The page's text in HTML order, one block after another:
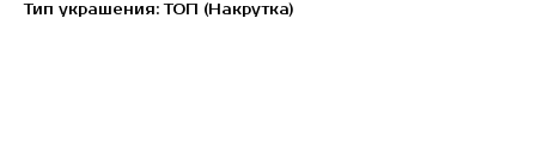
Тип украшения: ТОП (Накрутка)